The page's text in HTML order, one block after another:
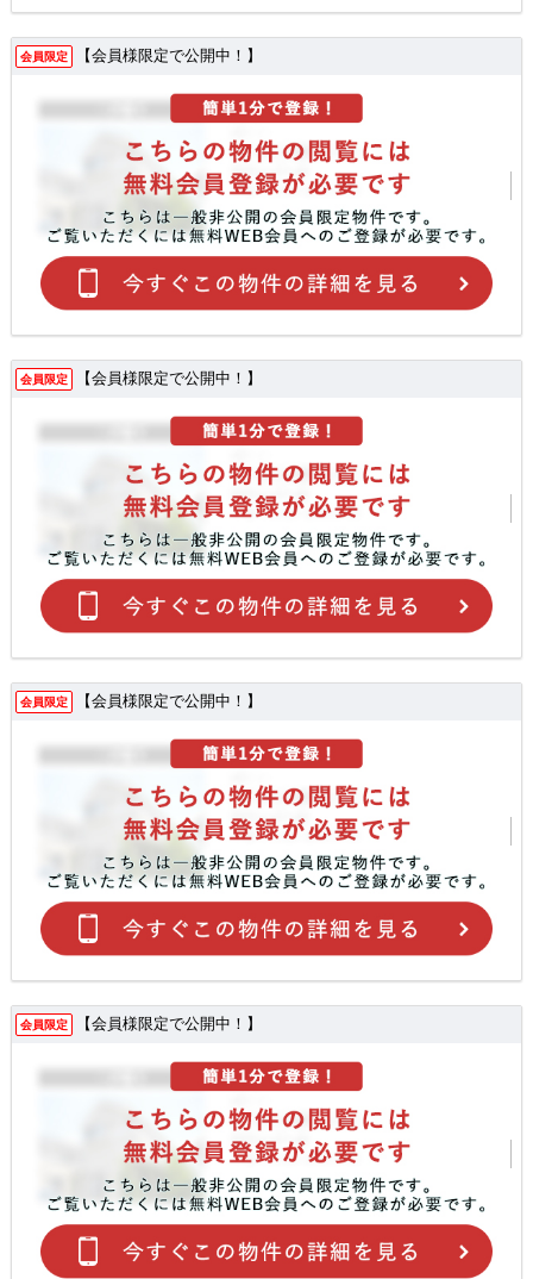
会員限定 【会員様限定で公開中！】
会員限定 【会員様限定で公開中！】
会員限定 【会員様限定で公開中！】
会員限定 【会員様限定で公開中！】